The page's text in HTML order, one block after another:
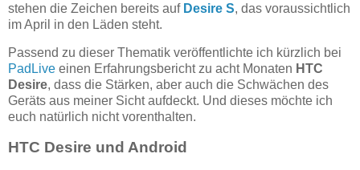
stehen die Zeichen bereits auf Desire S, das voraussichtlich
im April in den Läden steht.
Passend zu dieser Thematik veröffentlichte ich kürzlich bei
PadLive einen Erfahrungsbericht zu acht Monaten HTC
Desire, dass die Stärken, aber auch die Schwächen des
Geräts aus meiner Sicht aufdeckt. Und dieses möchte ich
euch natürlich nicht vorenthalten.
HTC Desire und Android